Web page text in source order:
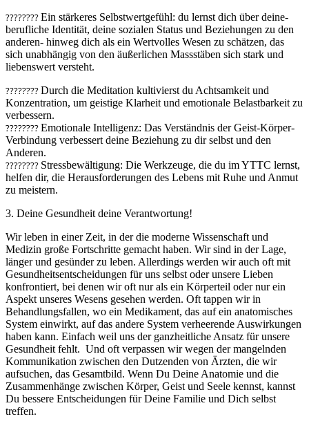
????????Ein stärkeres Selbstwertgefühl: du lernst dich über deine-
berufliche Identität, deine sozialen Status und Beziehungen zu den
anderen- hinweg dich als ein Wertvolles Wesen zu schätzen, das
sich unabhängig von den äußerlichen Massstäben sich stark und
liebenswert versteht.
????????Durch die Meditation kultivierst du Achtsamkeit und
Konzentration, um geistige Klarheit und emotionale Belastbarkeit zu
verbessern.
????????Emotionale Intelligenz: Das Verständnis der Geist-Körper-
Verbindung verbessert deine Beziehung zu dir selbst und den
Anderen.
???????? Stressbewältigung: Die Werkzeuge, die du im YTTC lernst,
helfen dir, die Herausforderungen des Lebens mit Ruhe und Anmut
zu meistern.
3. Deine Gesundheit deine Verantwortung!
Wir leben in einer Zeit, in der die moderne Wissenschaft und
Medizin große Fortschritte gemacht haben. Wir sind in der Lage,
länger und gesünder zu leben. Allerdings werden wir auch oft mit
Gesundheitsentscheidungen für uns selbst oder unsere Lieben
konfrontiert, bei denen wir oft nur als ein Körperteil oder nur ein
Aspekt unseres Wesens gesehen werden. Oft tappen wir in
Behandlungsfallen, wo ein Medikament, das auf ein anatomisches
System einwirkt, auf das andere System verheerende Auswirkungen
haben kann. Einfach weil uns der ganzheitliche Ansatz für unsere
Gesundheit fehlt. Und oft verpassen wir wegen der mangelnden
Kommunikation zwischen den Dutzenden von Ärzten, die wir
aufsuchen, das Gesamtbild. Wenn Du Deine Anatomie und die
Zusammenhänge zwischen Körper, Geist und Seele kennst, kannst
Du bessere Entscheidungen für Deine Familie und Dich selbst
treffen.